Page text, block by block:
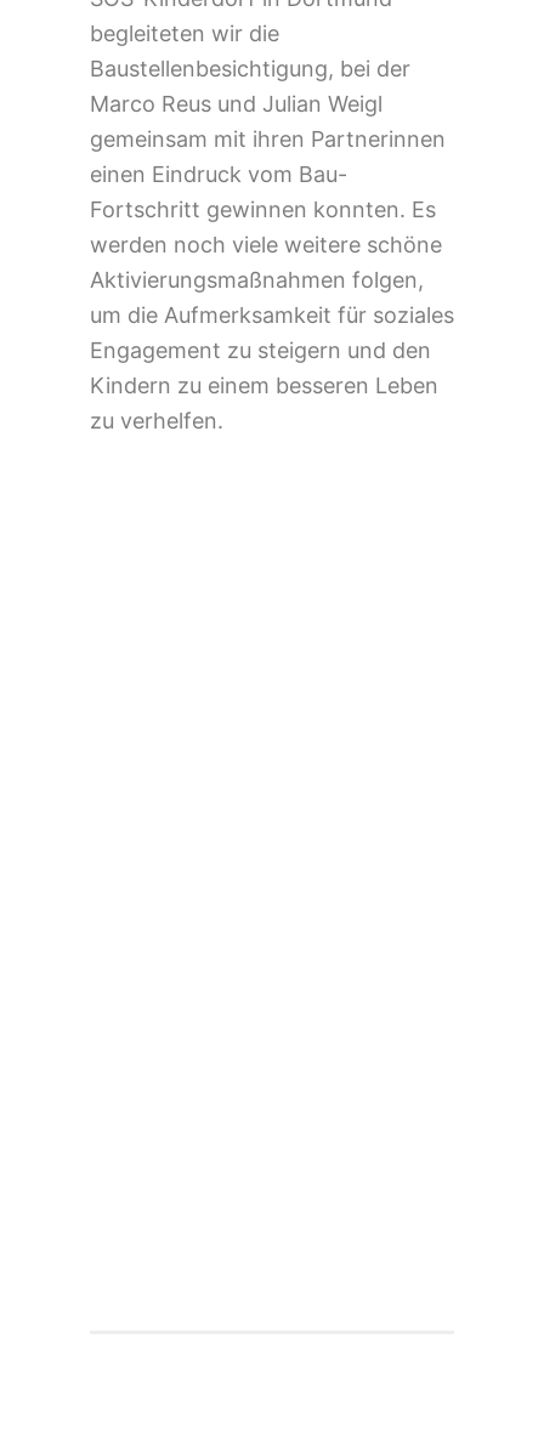
begleiteten wir die
Baustellenbesichtigung, bei der
Marco Reus und Julian Weigl
gemeinsam mit ihren Partnerinnen
einen Eindruck vom Bau-
Fortschritt gewinnen konnten. Es
werden noch viele weitere schöne
Aktivierungsmaßnahmen folgen,
um die Aufmerksamkeit für soziales
Engagement zu steigern und den
Kindern zu einem besseren Leben
zu verhelfen.